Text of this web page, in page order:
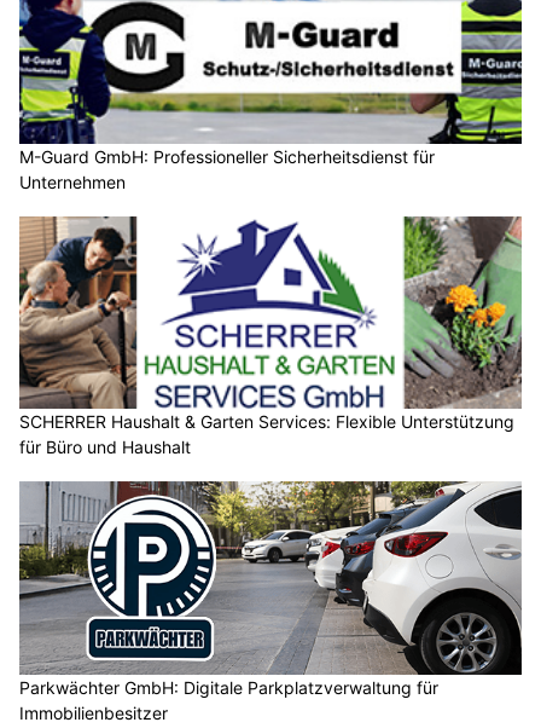
M-Guard GmbH: Professioneller Sicherheitsdienst für
Unternehmen
SCHERRER Haushalt & Garten Services: Flexible Unterstützung
für Büro und Haushalt
Parkwächter GmbH: Digitale Parkplatzverwaltung für
Immobilienbesitzer